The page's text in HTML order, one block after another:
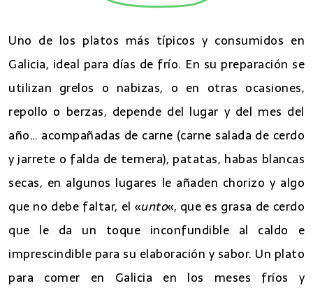
Uno de los platos más típicos y consumidos en
Galicia, ideal para días de frío. En su preparación se
utilizan grelos o nabizas, o en otras ocasiones,
repollo o berzas, depende del lugar y del mes del
año… acompañadas de carne (carne salada de cerdo
y jarrete o falda de ternera), patatas, habas blancas
secas, en algunos lugares le añaden chorizo y algo
que no debe faltar, el «unto«, que es grasa de cerdo
que le da un toque inconfundible al caldo e
imprescindible para su elaboración y sabor. Un plato
para comer en Galicia en los meses fríos y